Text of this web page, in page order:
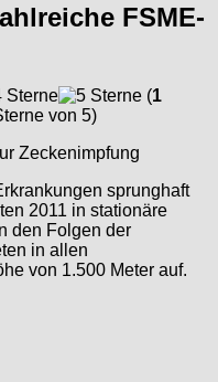
FSME-
(1
von 5)
sprunghaft
2011 in stationäre
den Folgen der
in allen
von 1.500 Meter auf.